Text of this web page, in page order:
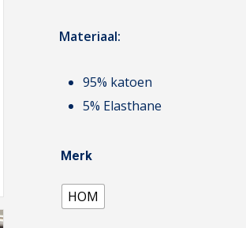
Materiaal:
95% katoen
5% Elasthane
Merk
HOM